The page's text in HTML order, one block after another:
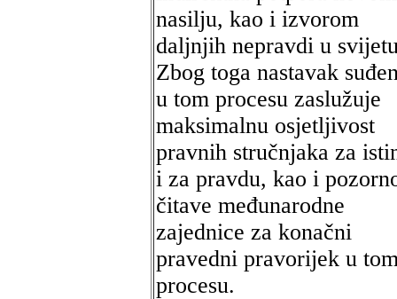
nasilju, kao i izvorom
daljnjih nepravdi u
Zbog toga nastavak
u tom procesu zaslužuje
maksimalnu osjetljivost
pravnih stručnjaka za
i za pravdu, kao i
čitave međunarodne
zajednice za konačni
pravedni pravorijek u
procesu.